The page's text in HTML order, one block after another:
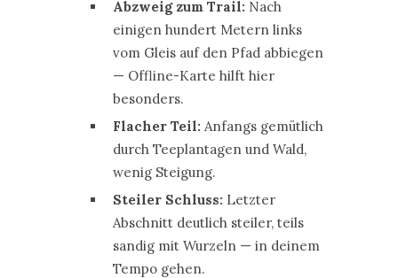
Abzweig zum Trail: Nach
einigen hundert Metern links
vom Gleis auf den Pfad abbiegen
— Offline-Karte hilft hier
besonders.
Flacher Teil: Anfangs gemütlich
durch Teeplantagen und Wald,
wenig Steigung.
Steiler Schluss: Letzter
Abschnitt deutlich steiler, teils
sandig mit Wurzeln — in deinem
Tempo gehen.